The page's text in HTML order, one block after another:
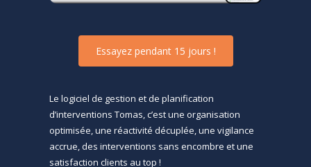
Essayez pendant 1 5 jours !
Le logiciel de gestion et de planification
d’interventions Tomas, c’est une organisation
optimisée, une réactivité décuplée, une vigilance
accrue, des interventions sans encombre et une
satisfaction clients au top !